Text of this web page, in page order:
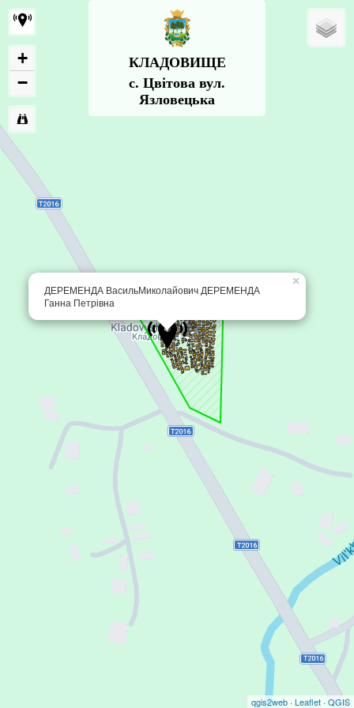
КЛАДОВИЩЕ
с. Цвітова вул.
Язловецька
ДЕРЕМЕНДА ВасильМиколайович ДЕРЕМЕНДА
Ганна Петрівна
×
+
−
qgis2web · Leaflet · QGIS